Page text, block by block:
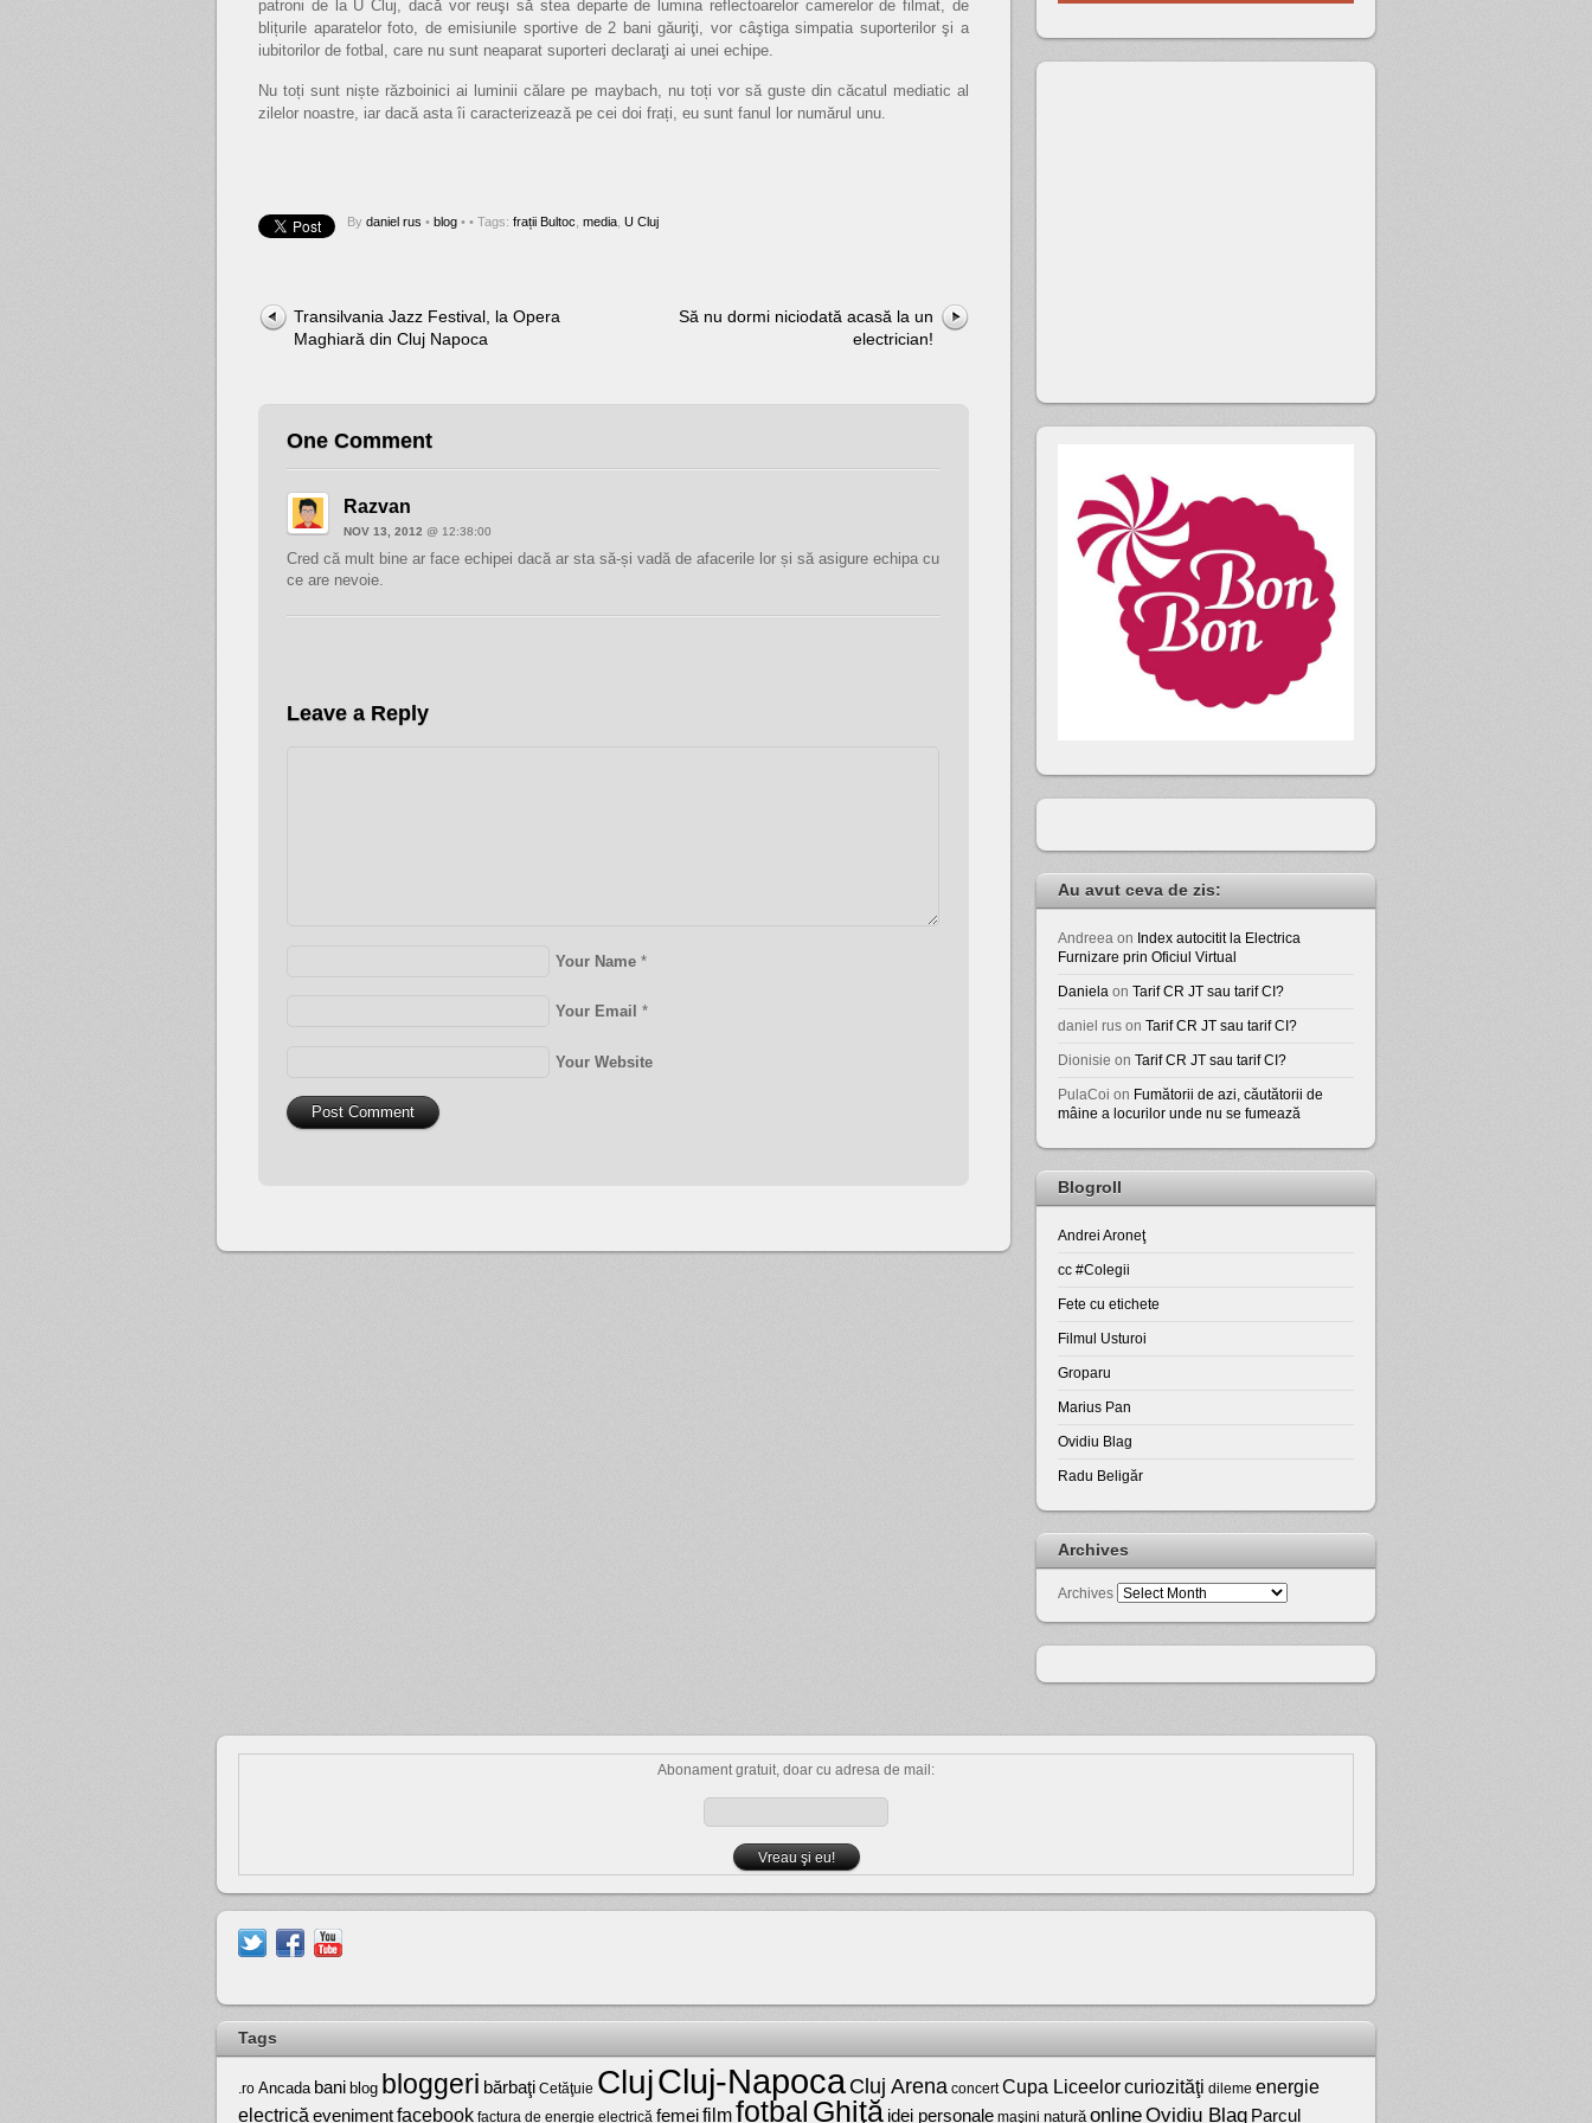
patroni de la U Cluj, dacă vor reuşi să stea departe de lumina reflectoarelor camerelor de filmat, de
blițurile aparatelor foto, de emisiunile sportive de 2 bani găuriţi, vor câştiga simpatia suporterilor şi a
iubitorilor de fotbal, care nu sunt neaparat suporteri declaraţi ai unei echipe.
Nu toți sunt niște războinici ai luminii călare pe maybach, nu toți vor să guste din căcatul mediatic al
zilelor noastre, iar dacă asta îi caracterizează pe cei doi frați, eu sunt fanul lor numărul unu.
By daniel rus • blog • • Tags: frații Bultoc media U Cluj
Transilvania Jazz Festival, la Opera
Maghiară din Cluj Napoca
Să nu dormi niciodată acasă la un
electrician!
One Comment
Razvan
NOV 13, 2012 @ 12:38:00
Cred că mult bine ar face echipei dacă ar sta să-și vadă de afacerile lor și să asigure echipa cu
ce are nevoie.
Leave a Reply
Your Name *
Your Email *
Your Website
Au avut ceva de zis:
Andreea on Index autocitit la Electrica
Furnizare prin Oficiul Virtual
Daniela on Tarif CR JT sau tarif CI?
daniel rus on Tarif CR JT sau tarif CI?
Dionisie on Tarif CR JT sau tarif CI?
PulaCoi on Fumătorii de azi, căutătorii de
mâine a locurilor unde nu se fumează
Blogroll
Andrei Aroneţ
cc #Colegii
Fete cu etichete
Filmul Usturoi
Groparu
Marius Pan
Ovidiu Blag
Radu Beligăr
Archives
Archives
Abonament gratuit, doar cu adresa de mail:
Tags
.ro Ancada bani blog bloggeri bărbaţi Cetăţuie ClujCluj-Napoca Cluj Arena concert Cupa Liceelorcuriozităţi dileme energie
electrică evenimentfacebook factura de energie electrică femeifilmfotbal Ghiţă idei personale maşini natură onlineOvidiu Blag Parcul